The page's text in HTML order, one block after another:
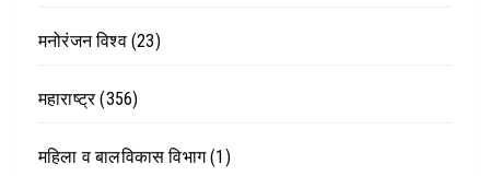
मनोरंजन विश्व(23)
महाराष्ट्र(356)
महिला व बालविकास विभाग(1)